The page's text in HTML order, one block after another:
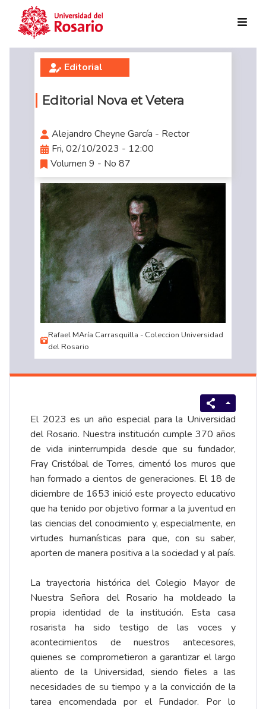
Skip to main content
Editorial
Editorial Nova et Vetera
Alejandro Cheyne García - Rector
Fri, 02/10/2023 - 12:00
Volumen 9 - No 87
Rafael MAría Carrasquilla - Coleccion Universidad
del Rosario
El 2023 es un año especial para la Universidad
del Rosario. Nuestra institución cumple 370 años
de vida ininterrumpida desde que su fundador,
Fray Cristóbal de Torres, cimentó los muros que
han formado a cientos de generaciones. El 18 de
diciembre de 1653 inició este proyecto educativo
que ha tenido por objetivo formar a la juventud en
las ciencias del conocimiento y, especialmente, en
virtudes humanísticas para que, con su saber,
aporten de manera positiva a la sociedad y al país.
La trayectoria histórica del Colegio Mayor de
Nuestra Señora del Rosario ha moldeado la
propia identidad de la institución. Esta casa
rosarista ha sido testigo de las voces y
acontecimientos de nuestros antecesores,
quienes se comprometieron a garantizar el largo
aliento de la Universidad, siendo fieles a las
necesidades de su tiempo y a la convicción de la
tarea encomendada por el Fundador. Por lo